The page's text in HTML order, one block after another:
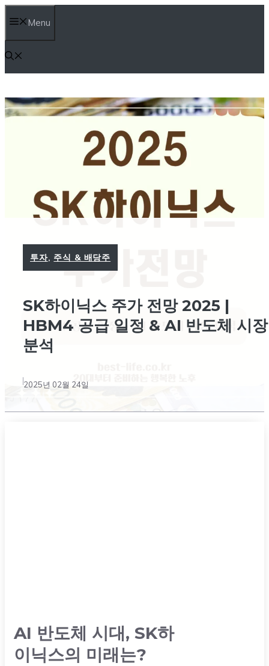
컨
텐
츠
건
Menu
투자, 주식 & 배당주
SK하이닉스 주가 전망 2025 |
HBM4 공급 일정 & AI 반도체 시장
분석
2025년 02월 24일
AI 반도체 시대, SK하
이닉스의 미래는?